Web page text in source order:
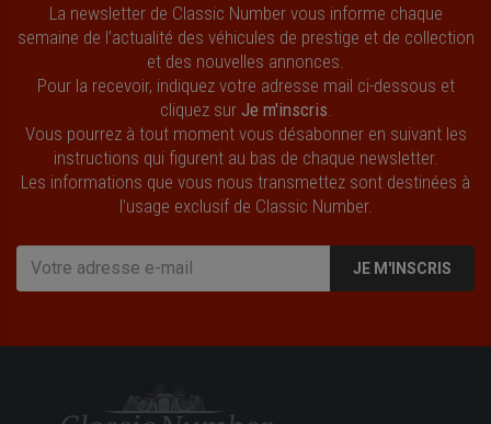
La newsletter de Classic Number vous informe chaque
semaine de l’actualité des véhicules de prestige et de collection
et des nouvelles annonces.
Pour la recevoir, indiquez votre adresse mail ci-dessous et
cliquez sur Je m'inscris
Vous pourrez à tout moment vous désabonner en suivant les
instructions qui figurent au bas de chaque newsletter.
Les informations que vous nous transmettez sont destinées à
l’usage exclusif de Classic Number.
JE M'INSCRIS